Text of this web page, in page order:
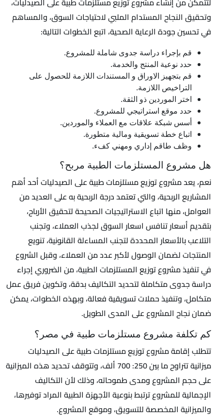
وتحقيق النجاح المستدام الملبي لاحتياجات السوق، والمساهم
في تحسين جودة الرعاية الصحية، اتبع الخطوات التالية:
قم بإجراء دراسة جدوى شاملة للمشروع.
حدد نوعية المنتج والخدمة.
قم بتجهيز الاوراق و المستندات اللازمة للحصول على
التراخيص اللازمة.
اختر الموردين ذو الثقة.
حدد موقع استراتيجي للمشروع.
أسس شبكة علاقات مع العملاء والموردين.
اتباع خطة تسويقية ومالية متطورة.
وظف طاقم إداري ومهني كفء.
هل مشروع المستلزمات الطبية مربح؟
نعم، يعد مشروع توزيع مستلزمات طبية على الصيدليات أحد أهم
المشاريع الربحية، والتي تعتمد درجة الربحية به على العديد من
العوامل، منها اتباع الاستراتيجيات الصحيحة لتحقيق الأرباح،
بتقديم أسعار تنافس اسعار السوق لجذب العملاء، وتجنب
التلاعب بالأسعار المحددة لتجنب المساءلة القانونية، تنويع
المنتجات لضمان الوصول لأكبر عدد من العملاء، وقبل الشروع
في تنفيذ مشروع توزيع المستلزمات الطبية، من الضروري إجراء
دراسة جدوى متكاملة لتحديد التكاليف بدقة، وتكوين فريق عمل
متكامل، وتنفيذ حملات تسويقية فعالة، وبهذه الخطوات، يمكن
ضمان نجاح المشروع على المدى الطويل.
كم تكلفة مشروع مستلزمات طبية في مصر؟
تتطلب إقامة مشروع توزيع مستلزمات طبية على الصيدليات
ميزانية تتراوح ما بين 250: 700 ألف، وتتوقف تحديد هذه الميزانية
على حجم المشروع ومدى طموحاته، وذلك لأن التكاليف
الإجمالية للمشروع ترتبط بنوعية الأجهزة الطبية المراد توفيرها،
والميزانية المخصصة للتسويق، وموقع المشروع.